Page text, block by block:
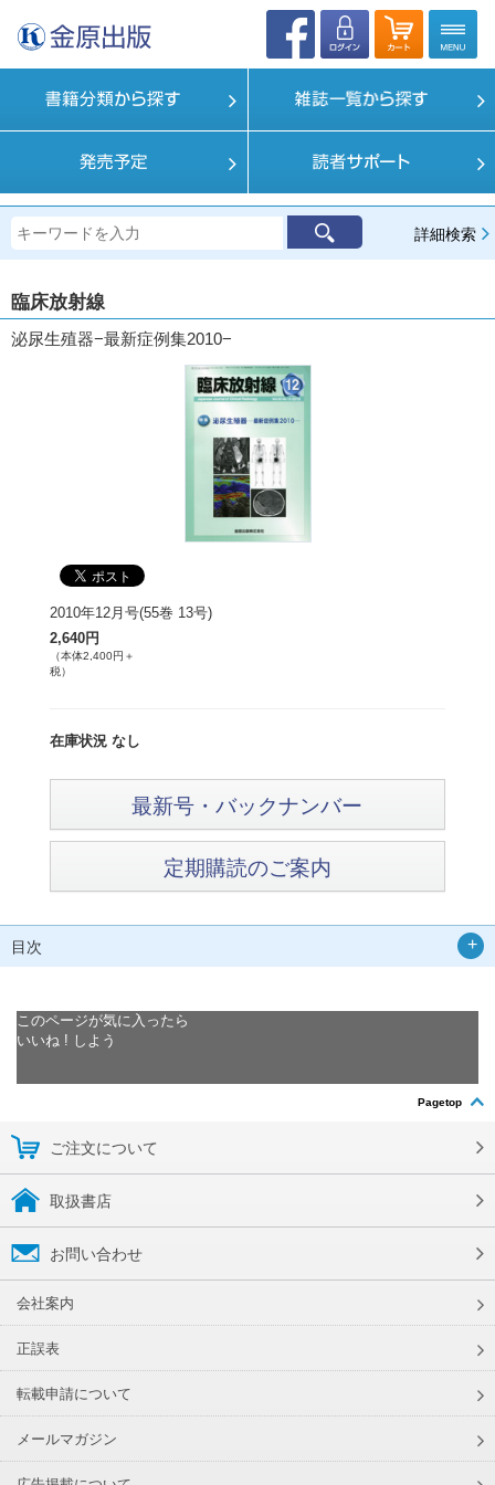
詳細検索
臨床放射線
泌尿生殖器−最新症例集2010−
2010年12月号(55巻 13号)
2,640円
（本体2,400円＋
税）
在庫状況 なし
最新号・バックナンバー
定期購読のご案内
目次
このページが気に入ったら
いいね ! しよう
Pagetop
ご注文について
取扱書店
お問い合わせ
会社案内
正誤表
転載申請について
メールマガジン